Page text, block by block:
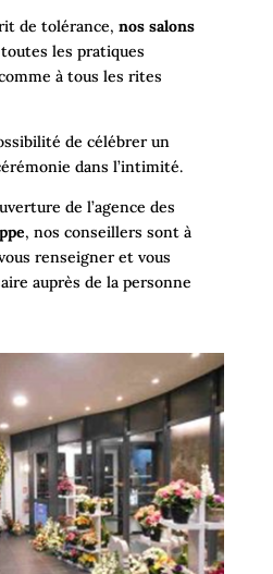
de tolérance, nos salons
les pratiques
à tous les rites
de célébrer un
dans l’intimité.
de l’agence des
, nos conseillers sont à
renseigner et vous
auprès de la personne